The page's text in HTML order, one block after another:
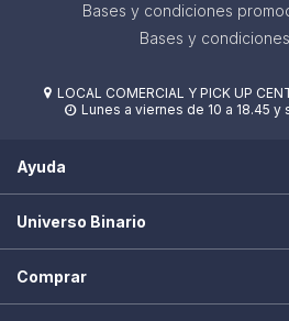
Bases y condiciones
Bases y
 LOCAL COMERCIAL Y PICK UP
 Lunes a viernes de 10 a 18.45 y
Ayuda
Universo Binario
Comprar